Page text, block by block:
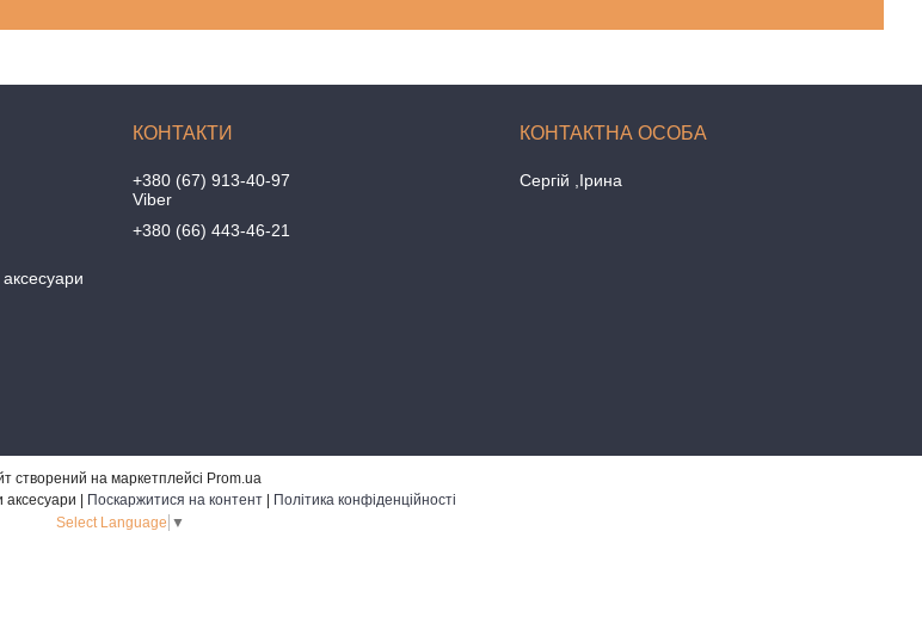
+380 (67) 913-40-97
Viber
+380 (66) 443-46-21
Сергій ,Ірина
створений на маркетплейсі Prom.ua
Поскаржитися на контент
Політика конфіденційності
Select Language ▼